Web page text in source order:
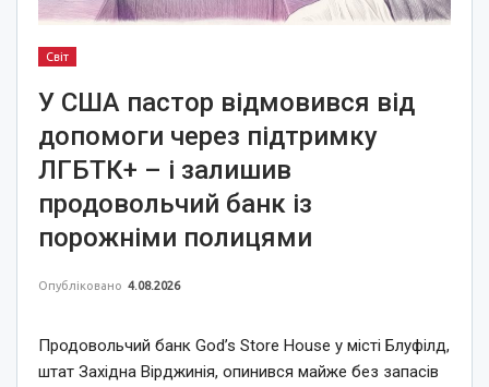
Світ
У США пастор відмовився від
допомоги через підтримку
ЛГБТК+ – і залишив
продовольчий банк із
порожніми полицями
Опубліковано 4.08.2026
Продовольчий банк God’s Store House у місті Блуфілд,
штат Західна Вірджинія, опинився майже без запасів